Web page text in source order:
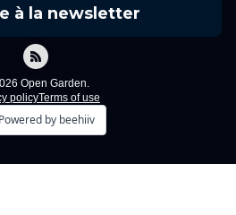
Open Garden.
policyTerms of use
Powered by beehiiv